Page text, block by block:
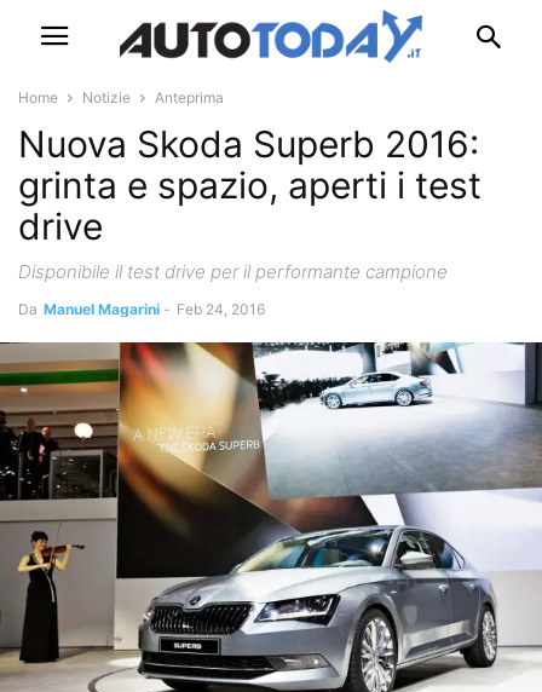
Home Notizie Anteprima
Nuova Skoda Superb 2016:
grinta e spazio, aperti i test
drive
Disponibile il test drive per il performante campione
Da Manuel Magarini - Feb 24, 2016